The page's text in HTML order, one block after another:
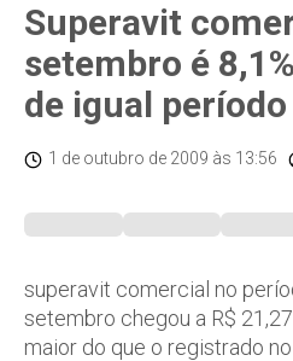
Superavit
setembro é
de igual
1 de outubro de 2009 às 13:56
superavit comercial no
setembro chegou a R$
maior do que o registrado